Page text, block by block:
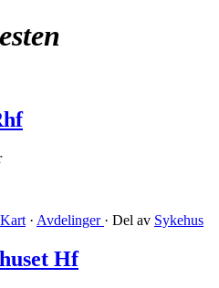
Kart · Avdelinger · Del av Sykehus
Hf